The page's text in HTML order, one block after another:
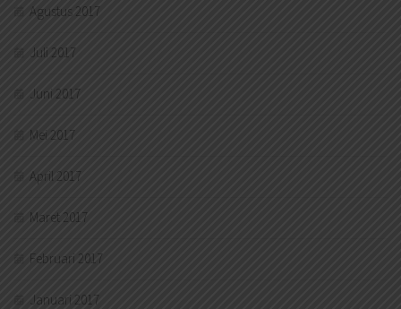
Agustus 2017
Juli 2017
Juni 2017
Mei 2017
April 2017
Maret 2017
Februari 2017
Januari 2017